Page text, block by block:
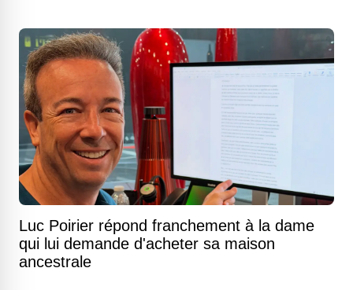
Luc Poirier répond franchement à la dame
qui lui demande d'acheter sa maison
ancestrale